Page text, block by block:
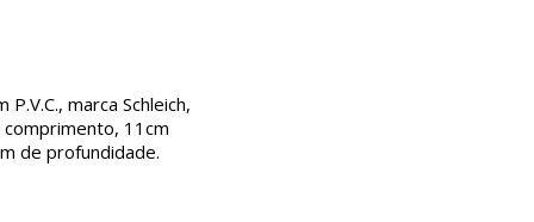
P.V.C., marca Schleich,
11cm
de profundidade.